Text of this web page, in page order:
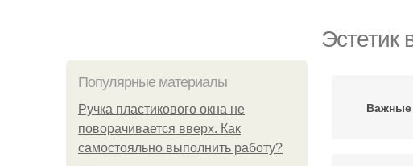
Эстетик
Популярные материалы
Ручка пластикового окна не
поворачивается вверх. Как
самостояльно выполнить работу?
Важные